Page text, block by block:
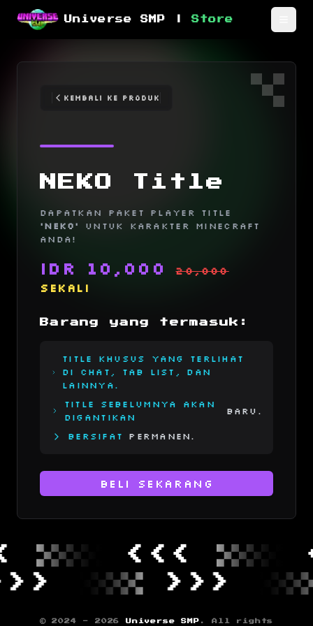
Universe SMP | Store
Kembali ke Produk
NEKO Title
Dapatkan Paket player title
'Neko'
untuk karakter Minecraft
Anda!
IDR 10,000 20,000
sekali
Barang yang termasuk:
Title khusus yang terlihat
di chat, tab list, dan
lainnya.
Title sebelumnya akan
digantikan
Baru.
Bersifat Permanen.
Beli Sekarang
<<<
>>>
>>>
© 2024 - 2026 Universe SMP . All rights